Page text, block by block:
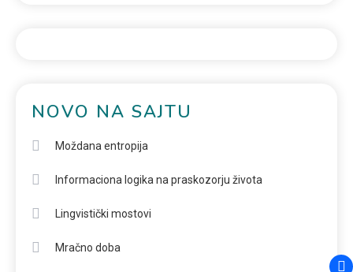
NOVO NA SAJTU
Moždana entropija
Informaciona logika na praskozorju života
Lingvistički mostovi
Mračno doba